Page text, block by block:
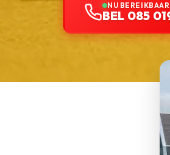
NU BEREIKBAAR
BEL 085